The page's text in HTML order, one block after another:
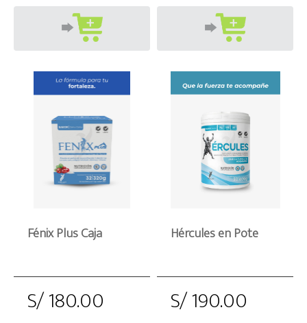
Fénix Plus Caja
S/ 180.00
Hércules en Pote
S/ 190.00